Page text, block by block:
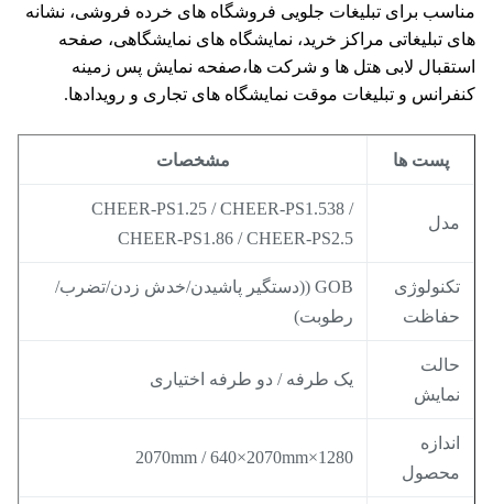
برای تبلیغات جلویی فروشگاه های خرده فروشی، نشانه
تبلیغاتی مراکز خرید، نمایشگاه های نمایشگاهی، صفحه
لابی هتل ها و شرکت ها،صفحه نمایش پس زمینه
و تبلیغات موقت نمایشگاه های تجاری و رویدادها.
پست ها مشخصات
CHEER-PS1.25 / CHEER-PS1.538 /
CHEER-PS1.86 / CHEER-PS2.5
GOB ((دستگیر پاشیدن/خدش زدن/تضرب/
رطوبت)
یک طرفه / دو طرفه اختیاری